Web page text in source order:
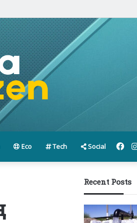
Eco Tech Social
Recent Posts